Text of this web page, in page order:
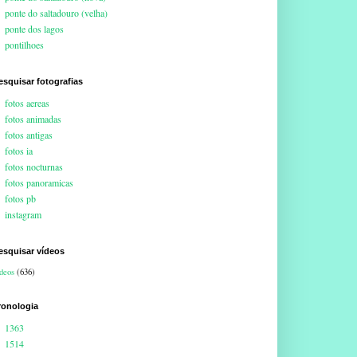
ponte do saltadouro (velha)
ponte dos lagos
pontilhoes
fotografias
fotos aereas
fotos animadas
fotos antigas
fotos ia
fotos nocturnas
fotos panoramicas
fotos pb
instagram
vídeos
(636)
1363
1514